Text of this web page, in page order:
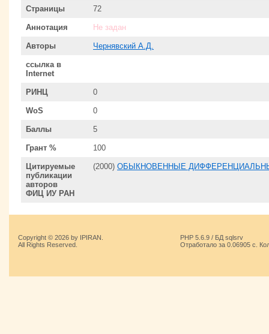
Страницы 72
Аннотация Не задан
Авторы Чернявский А.Д.
ссылка в
Internet
РИНЦ 0
WoS 0
Баллы 5
Грант % 100
Цитируемые
публикации
авторов
ФИЦ ИУ РАН
(2000) ОБЫКНОВЕННЫЕ
Copyright © 2026 by IPIRAN.
All Rights Reserved.
PHP 5.6.9 / БД sqlsrv
Отработало за 0.06905 с.